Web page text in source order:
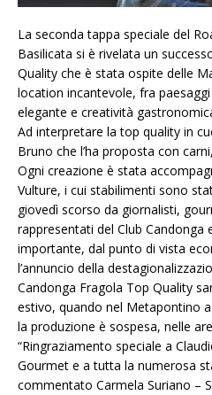
La seconda tappa speciale del
Basilicata si è rivelata un
Quality che è stata ospite delle
location incantevole, fra
elegante e creatività
Ad interpretare la top quality in
Bruno che l’ha proposta con
Ogni creazione è stata
Vulture, i cui stabilimenti sono
giovedì scorso da giornalisti,
rappresentati del Club Candonga
importante, dal punto di vista
l’annuncio della
Candonga Fragola Top Quality
estivo, quando nel Metapontino
la produzione è sospesa, nelle
“Ringraziamento speciale a
Gourmet e a tutta la numerosa
commentato Carmela Suriano –